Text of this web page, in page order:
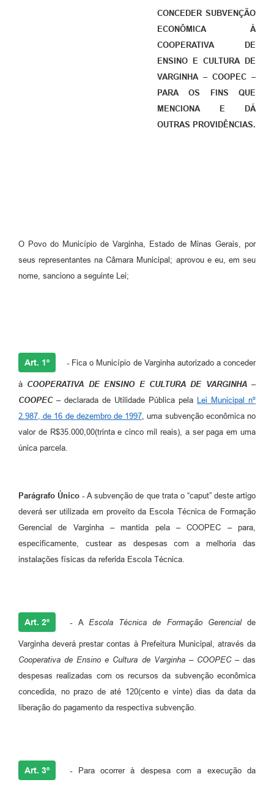
CONCEDER SUBVENÇÃO
ECONÔMICA À
COOPERATIVA DE
ENSINO E CULTURA DE
VARGINHA – COOPEC –
PARA OS FINS QUE
MENCIONA E DÁ
OUTRAS PROVIDÊNCIAS.
O Povo do Município de Varginha, Estado de Minas Gerais, por
seus representantes na Câmara Municipal; aprovou e eu, em seu
nome, sanciono a seguinte Lei;
Art. 1º - Fica o Município de Varginha autorizado a conceder
à COOPERATIVA DE ENSINO E CULTURA DE VARGINHA –
COOPEC– declarada de Utilidade Pública pela Lei Municipal nº
2.987, de 16 de dezembro de 1997 , uma subvenção econômica no
valor de R$35.000,00(trinta e cinco mil reais), a ser paga em uma
única parcela.
Parágrafo Único -A subvenção de que trata o “caput” deste artigo
deverá ser utilizada em proveito da Escola Técnica de Formação
Gerencial de Varginha – mantida pela – COOPEC – para,
especificamente, custear as despesas com a melhoria das
instalações físicas da referida Escola Técnica.
Art. 2º - A Escola Técnica de Formação Gerencialde
Varginha deverá prestar contas à Prefeitura Municipal, através da
Cooperativa de Ensino e Cultura de Varginha – COOPEC – das
despesas realizadas com os recursos da subvenção econômica
concedida, no prazo de até 120(cento e vinte) dias da data da
liberação do pagamento da respectiva subvenção.
Art. 3º - Para ocorrer à despesa com a execução da